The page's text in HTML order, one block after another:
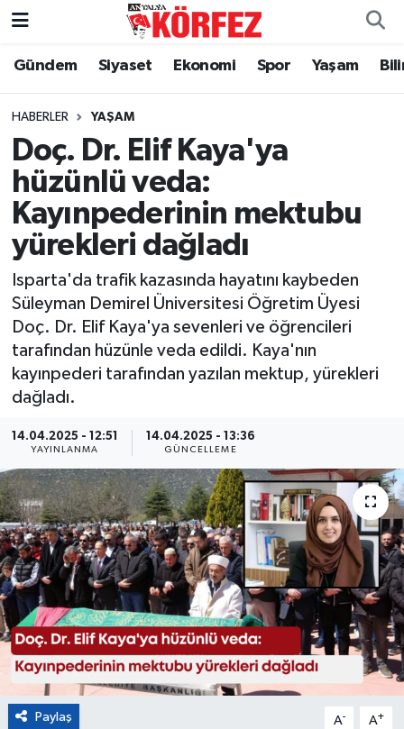
Gündem Siyaset Ekonomi Spor Yaşam
HABERLER YAŞAM
Doç. Dr. Elif Kaya'ya
hüzünlü veda:
Kayınpederinin mektubu
yürekleri dağladı
Isparta'da trafik kazasında hayatını kaybeden
Süleyman Demirel Üniversitesi Öğretim Üyesi
Doç. Dr. Elif Kaya'ya sevenleri ve öğrencileri
tarafından hüzünle veda edildi. Kaya'nın
kayınpederi tarafından yazılan mektup, yürekleri
dağladı.
14.04.2025 - 12:51
YAYINLANMA
14.04.2025 - 13:36
GÜNCELLEME
Paylaş A- A+
Gündem
Siyaset
Yerel Yönetim
Ekonomi
Spor
Yaşam
Asayiş
Dünya
Eğitim
Sağlık
Magazin
Turizm
Çevre
Kültür ve Sanat
Sivil Toplum
Nöbetçi Eczaneler
Hava Durumu
Trafik Durumu
Süper Lig Puan Durumu ve Fikstür
Tüm Manşetler
Son Dakika Haberleri
Haber Arşivi